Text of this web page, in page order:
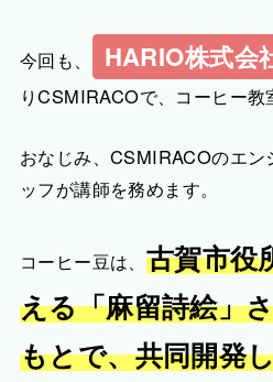
今回も、 HARIO株式会
りCSMIRACOで、コーヒー教
おなじみ、CSMIRACOのエン
ッフが講師を務めます。
コーヒー豆は、 古賀市役
える「麻留詩絵」
もとで、共同開発